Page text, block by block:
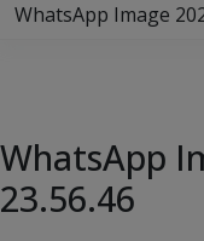
WhatsApp Image
WhatsApp
23.56.46